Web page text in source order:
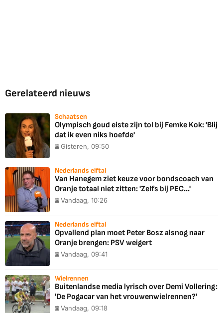
Gerelateerd nieuws
Schaatsen
Olympisch goud eiste zijn tol bij Femke Kok: 'Blij
dat ik even niks hoefde'
Gisteren, 09:50
Nederlands elftal
Van Hanegem ziet keuze voor bondscoach van
Oranje totaal niet zitten: 'Zelfs bij PEC...'
Vandaag, 10:26
Nederlands elftal
Opvallend plan moet Peter Bosz alsnog naar
Oranje brengen: PSV weigert
Vandaag, 09:41
Wielrennen
Buitenlandse media lyrisch over Demi Vollering:
'De Pogacar van het vrouwenwielrennen?'
Vandaag, 09:18